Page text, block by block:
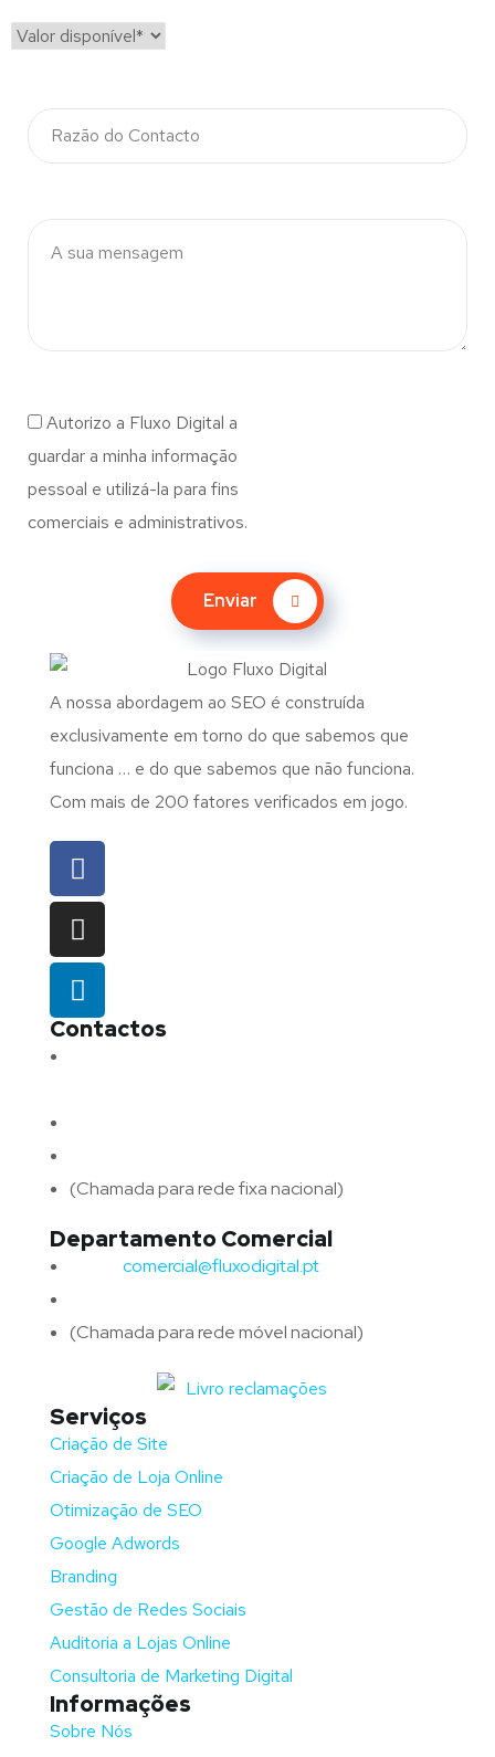
Autorizo a Fluxo Digital a
guardar a minha informação
pessoal e utilizá-la para fins
comerciais e administrativos.
Enviar
A nossa abordagem ao SEO é construída
exclusivamente em torno do que sabemos que
funciona … e do que sabemos que não funciona.
Com mais de 200 fatores verificados em jogo.
Contactos
(Chamada para rede fixa nacional)
Departamento Comercial
comercial@fluxodigital.pt
(Chamada para rede móvel nacional)
Serviços
Criação de Site
Criação de Loja Online
Otimização de SEO
Google Adwords
Branding
Gestão de Redes Sociais
Auditoria a Lojas Online
Consultoria de Marketing Digital
Informações
Sobre Nós